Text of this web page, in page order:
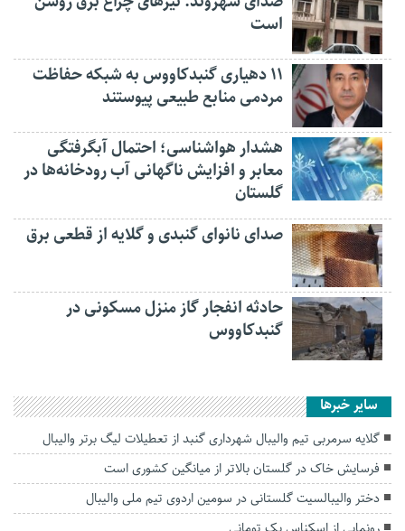
است
۱۱ دهیاری گنبدکاووس به شبکه حفاظت
مردمی منابع طبیعی پیوستند
هشدار هواشناسی؛ احتمال آبگرفتگی
معابر و افزایش ناگهانی آب رودخانه‌ها در
گلستان
صدای نانوای گنبدی و گلایه از قطعی برق
حادثه انفجار گاز منزل مسکونی در
گنبدکاووس
سایر خبرها
گلایه سرمربی تیم والیبال شهرداری گنبد از تعطیلات لیگ برتر والیبال
فرسایش خاک در گلستان بالاتر از میانگین کشوری است
دختر والیبالسیت گلستانی در سومین اردوی تیم ملی والیبال